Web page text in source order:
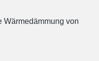
Wärmedämmung von